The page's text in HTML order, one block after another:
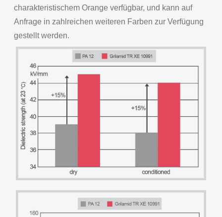
charakteristischem Orange verfügbar, und kann auf
Anfrage in zahlreichen weiteren Farben zur Verfügung
gestellt werden.